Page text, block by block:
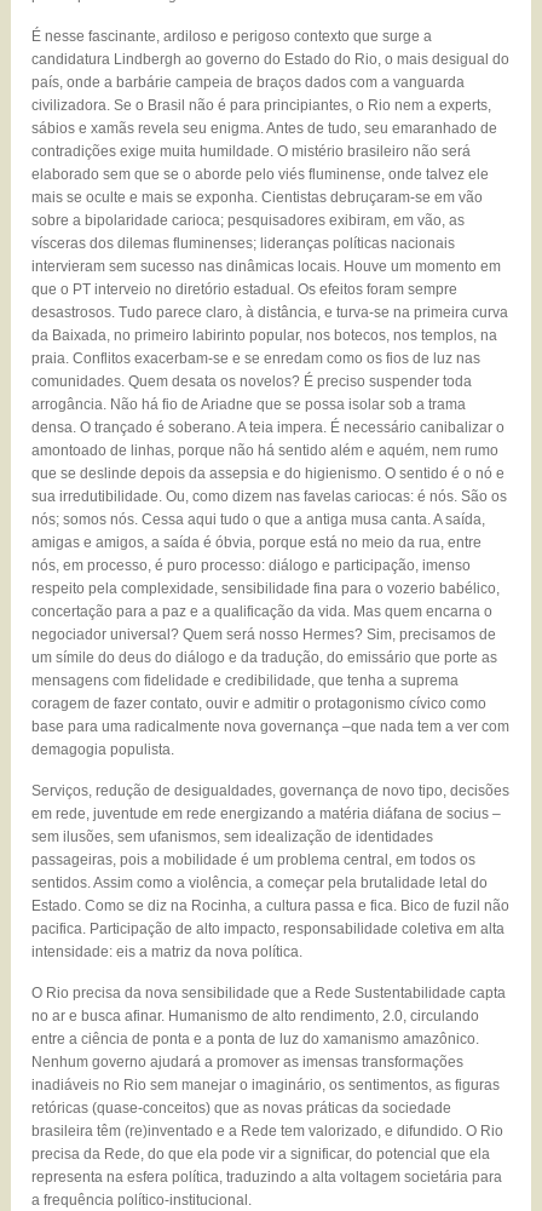
É nesse fascinante, ardiloso e perigoso contexto que surge a
candidatura Lindbergh ao governo do Estado do Rio, o mais desigual do
país, onde a barbárie campeia de braços dados com a vanguarda
civilizadora. Se o Brasil não é para principiantes, o Rio nem a experts,
sábios e xamãs revela seu enigma. Antes de tudo, seu emaranhado de
contradições exige muita humildade. O mistério brasileiro não será
elaborado sem que se o aborde pelo viés fluminense, onde talvez ele
mais se oculte e mais se exponha. Cientistas debruçaram-se em vão
sobre a bipolaridade carioca; pesquisadores exibiram, em vão, as
vísceras dos dilemas fluminenses; lideranças políticas nacionais
intervieram sem sucesso nas dinâmicas locais. Houve um momento em
que o PT interveio no diretório estadual. Os efeitos foram sempre
desastrosos. Tudo parece claro, à distância, e turva-se na primeira curva
da Baixada, no primeiro labirinto popular, nos botecos, nos templos, na
praia. Conflitos exacerbam-se e se enredam como os fios de luz nas
comunidades. Quem desata os novelos? É preciso suspender toda
arrogância. Não há fio de Ariadne que se possa isolar sob a trama
densa. O trançado é soberano. A teia impera. É necessário canibalizar o
amontoado de linhas, porque não há sentido além e aquém, nem rumo
que se deslinde depois da assepsia e do higienismo. O sentido é o nó e
sua irredutibilidade. Ou, como dizem nas favelas cariocas: é nós. São os
nós; somos nós. Cessa aqui tudo o que a antiga musa canta. A saída,
amigas e amigos, a saída é óbvia, porque está no meio da rua, entre
nós, em processo, é puro processo: diálogo e participação, imenso
respeito pela complexidade, sensibilidade fina para o vozerio babélico,
concertação para a paz e a qualificação da vida. Mas quem encarna o
negociador universal? Quem será nosso Hermes? Sim, precisamos de
um símile do deus do diálogo e da tradução, do emissário que porte as
mensagens com fidelidade e credibilidade, que tenha a suprema
coragem de fazer contato, ouvir e admitir o protagonismo cívico como
base para uma radicalmente nova governança –que nada tem a ver com
demagogia populista.
Serviços, redução de desigualdades, governança de novo tipo, decisões
em rede, juventude em rede energizando a matéria diáfana de socius –
sem ilusões, sem ufanismos, sem idealização de identidades
passageiras, pois a mobilidade é um problema central, em todos os
sentidos. Assim como a violência, a começar pela brutalidade letal do
Estado. Como se diz na Rocinha, a cultura passa e fica. Bico de fuzil não
pacifica. Participação de alto impacto, responsabilidade coletiva em alta
intensidade: eis a matriz da nova política.
O Rio precisa da nova sensibilidade que a Rede Sustentabilidade capta
no ar e busca afinar. Humanismo de alto rendimento, 2.0, circulando
entre a ciência de ponta e a ponta de luz do xamanismo amazônico.
Nenhum governo ajudará a promover as imensas transformações
inadiáveis no Rio sem manejar o imaginário, os sentimentos, as figuras
retóricas (quase-conceitos) que as novas práticas da sociedade
brasileira têm (re)inventado e a Rede tem valorizado, e difundido. O Rio
precisa da Rede, do que ela pode vir a significar, do potencial que ela
representa na esfera política, traduzindo a alta voltagem societária para
a frequência político-institucional.